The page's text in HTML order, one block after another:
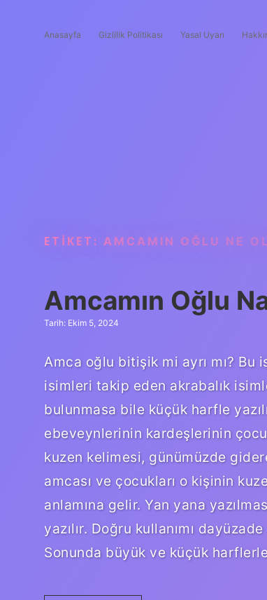
Anasayfa Gizlilik Politikası Yasal Uyarı
ETIKET: AMCAMIN OĞLU NE
Amcamın Oğlu
Tarih: Ekim 5, 2024
Amca oğlu bitişik mi ayrı mı?
isimleri takip eden akrabalık
bulunmasa bile küçük harfle
ebeveynlerinin kardeşlerinin
kuzen kelimesi, günümüzde
amcası ve çocukları o kişinin
anlamına gelir. Yan yana
yazılır. Doğru kullanımı
Sonunda büyük ve küçük